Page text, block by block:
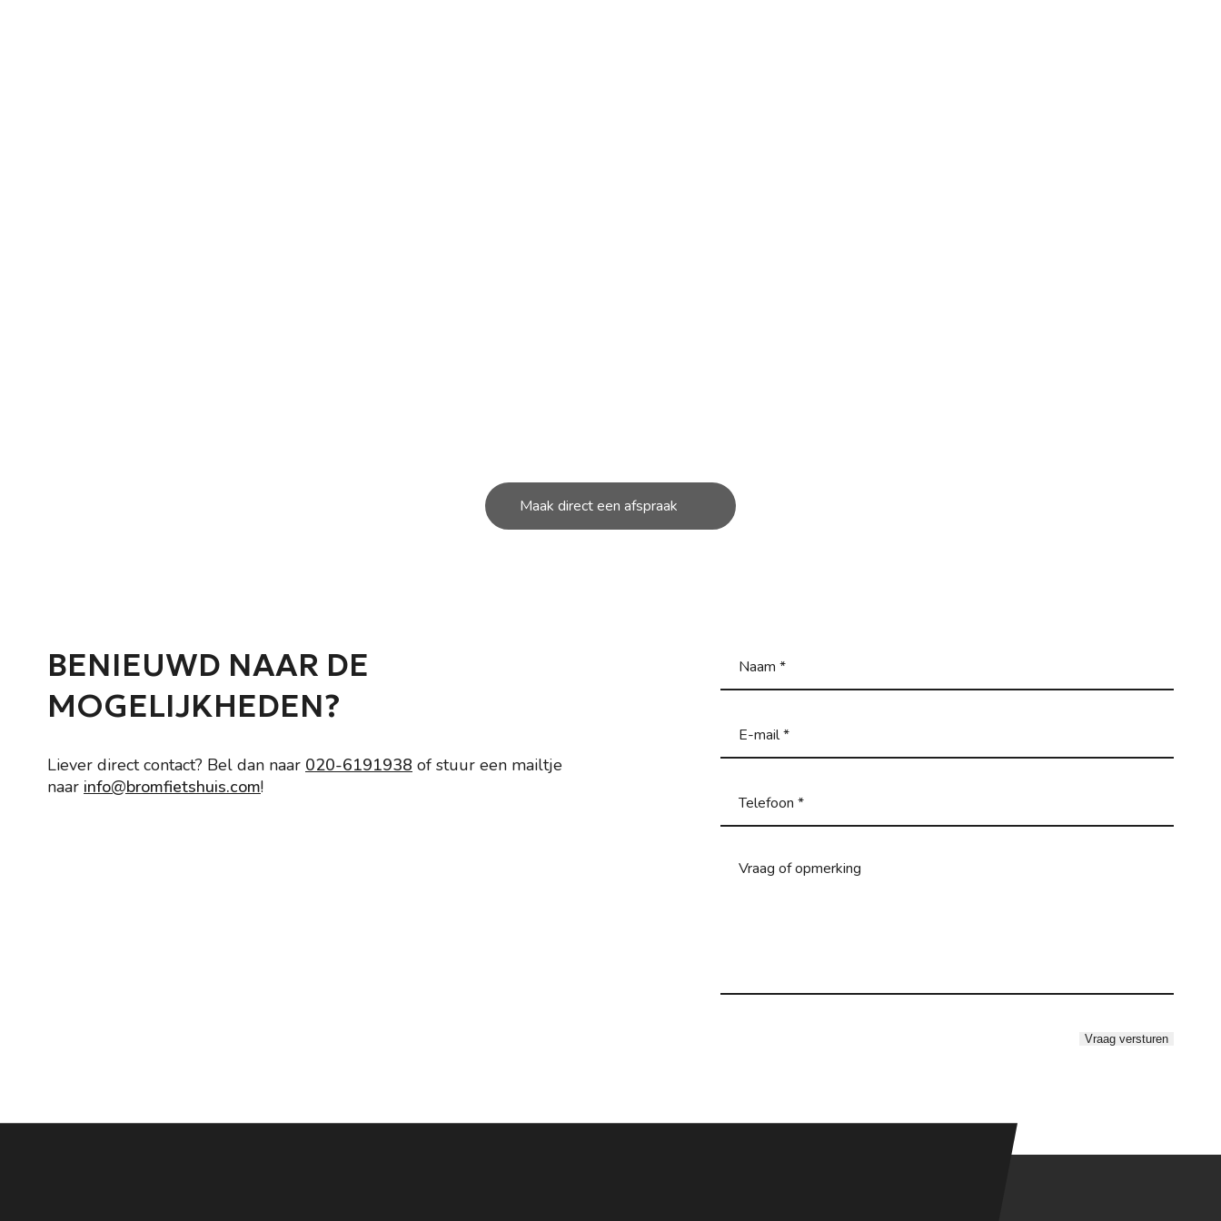
Maak direct een afspraak
BENIEUWD NAAR DE
MOGELIJKHEDEN?
Liever direct contact? Bel dan naar 020-6191938 of stuur een mailtje
naar info@bromfietshuis.com!